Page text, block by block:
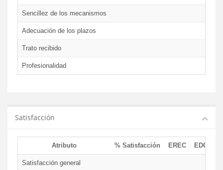
Sencillez de los mecanismos
Adecuación de los plazos
Trato recibido
Profesionalidad
Satisfacción
Atributo % Satisfacción EREC EDCEN
Satisfacción general